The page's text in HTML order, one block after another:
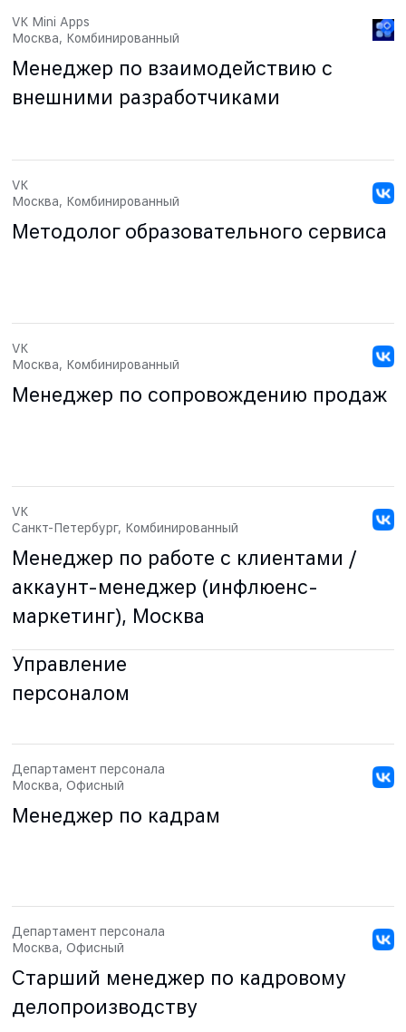
Менеджер по взаимодействию с
внешними разработчиками
VK Mini Apps
Москва, Комбинированный
Методолог образовательного сервиса
VK
Москва, Комбинированный
Менеджер по сопровождению продаж
VK
Москва, Комбинированный
Менеджер по работе с клиентами /
аккаунт-менеджер (инфлюенс-
маркетинг), Москва
VK
Санкт-Петербург, Комбинированный
Управление
персоналом
Менеджер по кадрам
Департамент персонала
Москва, Офисный
Старший менеджер по кадровому
делопроизводству
Департамент персонала
Москва, Офисный